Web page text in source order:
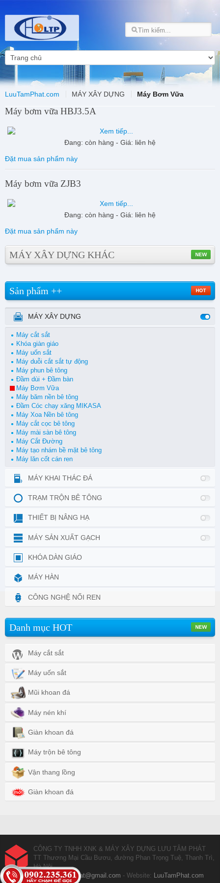
LuuTamPhat.com MÁY XÂY DỰNG Máy Bơm Vữa
Máy bơm vữa HBJ3.5A
Đang: còn hàng - Giá: liên hệ
Đặt mua sản phẩm này
Máy bơm vữa ZJB3
Đang: còn hàng - Giá: liên hệ
Đặt mua sản phẩm này
MÁY XÂY DỰNG KHÁC
Sản phẩm ++
MÁY XÂY DỰNG
Máy cắt sắt
Khóa giàn giáo
Máy uốn sắt
Máy duỗi cắt sắt tự động
Máy phun bê tông
Đầm dùi + Đầm bàn
Máy Bơm Vữa
Máy băm nền bê tông
Đầm Cóc chạy xăng MIKASA
Máy Xoa Nền bê tông
Máy cắt cọc bê tông
Máy mài sàn bê tông
Máy Cắt Đường
Máy tạo nhám bề mặt bê tông
Máy lăn cốt cán ren
MÁY KHAI THÁC ĐÁ
TRẠM TRỘN BÊ TÔNG
THIẾT BỊ NÂNG HẠ
MÁY SẢN XUẤT GẠCH
KHÓA DÀN GIÁO
MÁY HÀN
CÔNG NGHỆ NỐI REN
Danh mục HOT
Máy cắt sắt
Máy uốn sắt
Mũi khoan đá
Máy nén khí
Giàn khoan đá
Máy trộn bê tông
Vận thang lồng
Giàn khoan đá
CÔNG TY TNHH XNK & MÁY XÂY DỰNG LƯU TÂM PHÁT
TT Thương Mại Cầu Bươu, đường Phan Trọng Tuệ, Thanh Trì,
Hà Nội
Email:luutamphat@gmail.com - Website: LuuTamPhat.com